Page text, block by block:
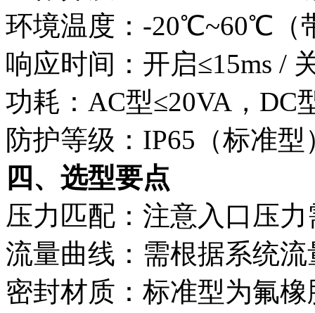
环境温度：-20℃~60℃（
响应时间：开启≤15ms /
功耗：AC型≤20VA，DC
防护等级：IP65（标准
四、选型要点
压力匹配：注意入口压
流量曲线：需根据系统
密封材质：标准型为氟